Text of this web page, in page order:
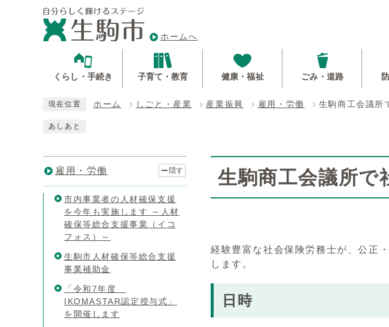
ホームへ
くらし・手続き 子育て・教育 健康・福祉 ごみ・道路
現在位置 ホーム しごと・産業 産業振興 雇用・労働 ⽣駒商⼯会議所
あしあと
⽣駒商⼯会議所で
経験豊富な社会保険労務士が、公正
します。
日時
雇用・労働 隠す
市内事業者の人材確保支援
を今年も実施します ～人材
確保等総合支援事業（イコ
フォス）～
生駒市人材確保等総合支援
事業補助金
「令和7年度
IKOMASTAR認定授与式」
を開催します